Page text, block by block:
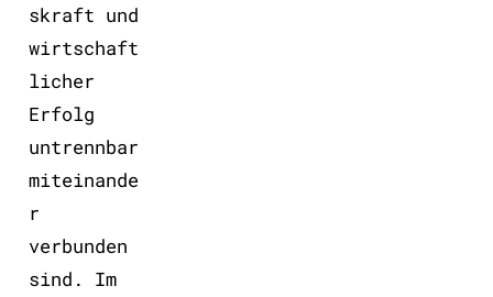
skraft und
wirtschaft
licher
Erfolg
untrennbar
miteinande
r
verbunden
sind. Im